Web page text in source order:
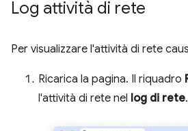
Log attività di rete
Per visualizzare l'attività di rete
Ricarica la pagina. Il riquadro
l'attività di rete nel log di rete.